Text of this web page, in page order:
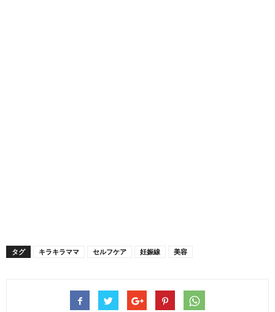
タグ キラキラママ セルフケア 妊娠線 美容